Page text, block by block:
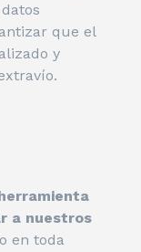
que el
y
a nuestros
en toda